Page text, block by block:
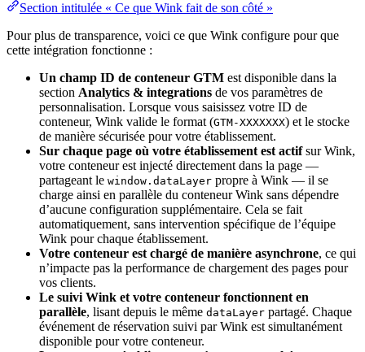
Section intitulée « Ce que Wink fait de son côté »
Pour plus de transparence, voici ce que Wink configure pour que
cette intégration fonctionne :
Un champ ID de conteneur GTM est disponible dans la
section Analytics & integrations de vos paramètres de
personnalisation. Lorsque vous saisissez votre ID de
conteneur, Wink valide le format (GTM-XXXXXXX) et le stocke
de manière sécurisée pour votre établissement.
Sur chaque page où votre établissement est actifsur Wink,
votre conteneur est injecté directement dans la page —
partageant le window.dataLayer propre à Wink — il se
charge ainsi en parallèle du conteneur Wink sans dépendre
d’aucune configuration supplémentaire. Cela se fait
automatiquement, sans intervention spécifique de l’équipe
Wink pour chaque établissement.
Votre conteneur est chargé de manière asynchrone, ce qui
n’impacte pas la performance de chargement des pages pour
vos clients.
Le suivi Wink et votre conteneur fonctionnent en
parallèle, lisant depuis le même dataLayer partagé. Chaque
événement de réservation suivi par Wink est simultanément
disponible pour votre conteneur.